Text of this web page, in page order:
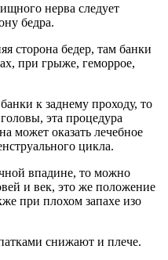
нерва следует
бедра.
сторона бедер, там банки
при грыже, геморрое,
к заднему проходу, то
эта процедура
может оказать лечебное
цикла.
впадине, то можно
и век, это же положение
при плохом запахе изо
снижают и плече.